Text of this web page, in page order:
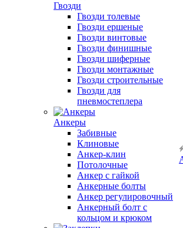
Гвозди
Гвозди толевые
Гвозди ершеные
Гвозди винтовые
Гвозди финишные
Гвозди шиферные
Гвозди монтажные
Гвозди строительные
Гвозди для
пневмостеплера
Анкеры
Забивные
Клиновые
Анкер-клин
Потолочные
Анкер с гайкой
Анкерные болты
Анкер регулировочный
Анкерный болт с
кольцом и крюком